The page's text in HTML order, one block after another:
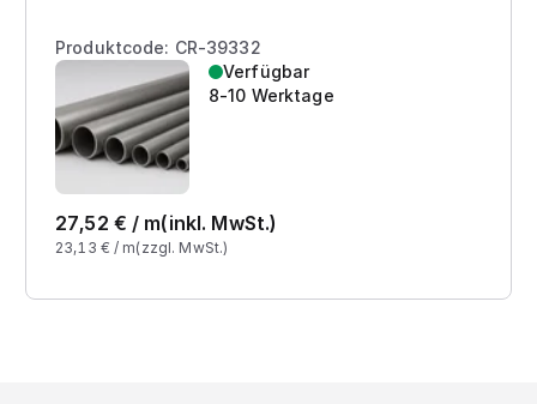
Produktcode: CR-39332
Verfügbar
8-10 Werktage
27,52 € / m(inkl. MwSt.)
23,13 € / m(zzgl. MwSt.)